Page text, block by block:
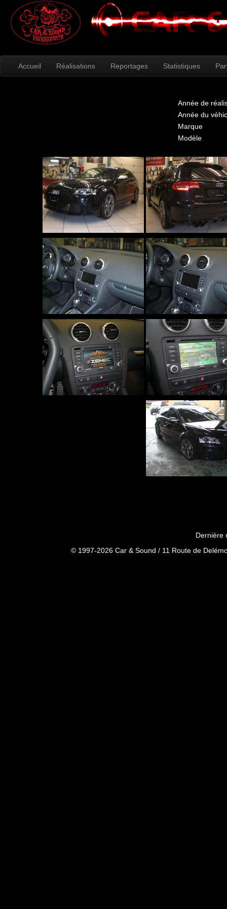
Accueil Réalisations Reportages Statistiques
Année de
Année du
Marque
Modèle
Dernière
© 1997-2026 Car & Sound / 11 Route de